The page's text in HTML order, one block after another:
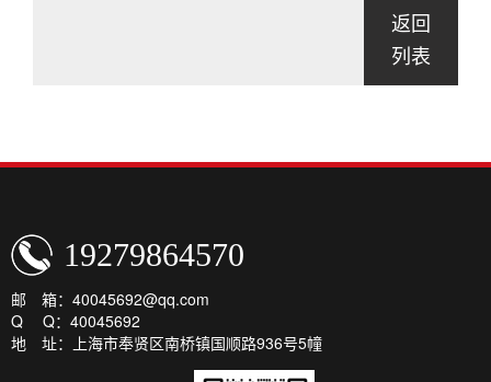
返回
列表
19279864570
邮 箱：40045692@qq.com
Q Q：40045692
地 址：上海市奉贤区南桥镇国顺路936号5幢